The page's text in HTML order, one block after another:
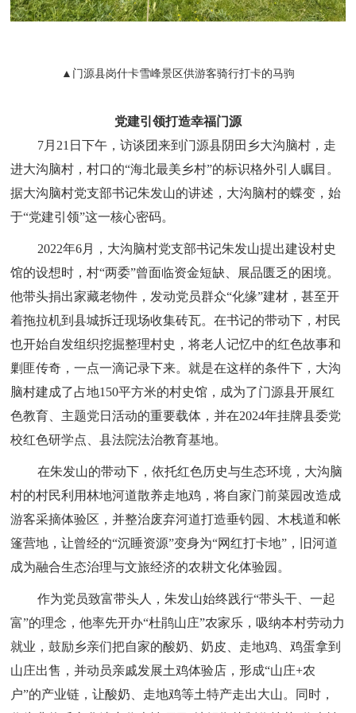
▲门源县岗什卡雪峰景区供游客骑行打卡的马驹
党建引领打造幸福门源
7月21日下午，访谈团来到门源县阴田乡大沟脑村，走
进大沟脑村，村口的“海北最美乡村”的标识格外引人瞩目。
据大沟脑村党支部书记朱发山的讲述，大沟脑村的蝶变，始
于“党建引领”这一核心密码。
2022年6月，大沟脑村党支部书记朱发山提出建设村史
馆的设想时，村“两委”曾面临资金短缺、展品匮乏的困境。
他带头捐出家藏老物件，发动党员群众“化缘”建材，甚至开
着拖拉机到县城拆迁现场收集砖瓦。在书记的带动下，村民
也开始自发组织挖掘整理村史，将老人记忆中的红色故事和
剿匪传奇，一点一滴记录下来。就是在这样的条件下，大沟
脑村建成了占地150平方米的村史馆，成为了门源县开展红
色教育、主题党日活动的重要载体，并在2024年挂牌县委党
校红色研学点、县法院法治教育基地。
在朱发山的带动下，依托红色历史与生态环境，大沟脑
村的村民利用林地河道散养走地鸡，将自家门前菜园改造成
游客采摘体验区，并整治废弃河道打造垂钓园、木栈道和帐
篷营地，让曾经的“沉睡资源”变身为“网红打卡地”，旧河道
成为融合生态治理与文旅经济的农耕文化体验园。
作为党员致富带头人，朱发山始终践行“带头干、一起
富”的理念，他率先开办“杜鹃山庄”农家乐，吸纳本村劳动力
就业，鼓励乡亲们把自家的酸奶、奶皮、走地鸡、鸡蛋拿到
山庄出售，并动员亲戚发展土鸡体验店，形成“山庄+农
户”的产业链，让酸奶、走地鸡等土特产走出大山。同时，